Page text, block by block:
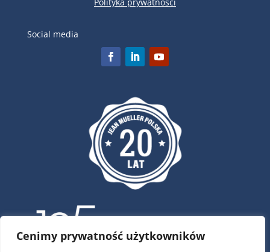
Cenimy prywatność użytkowników
Social media